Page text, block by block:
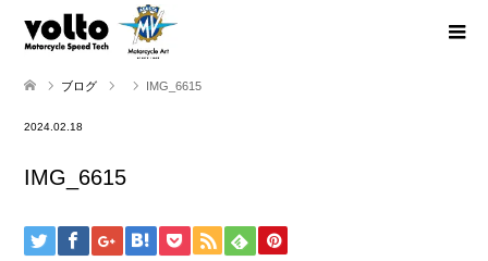
ブログ IMG_6615
2024.02.18
IMG_6615